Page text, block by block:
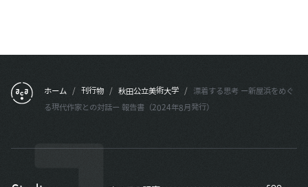
ホーム / 刊行物 / 秋田公立美術大学 /
漂着する思考 ー新屋浜をめぐ
る現代作家との対話ー 報告書（2024年8月発行）